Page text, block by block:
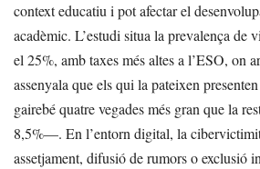
context educatiu i pot afectar el
acadèmic. L’estudi situa la prevalença de
el 25%, amb taxes més altes a l’ESO, on
assenyala que els qui la pateixen
gairebé quatre vegades més gran que la
8,5%—. En l’entorn digital, la
assetjament, difusió de rumors o exclusió